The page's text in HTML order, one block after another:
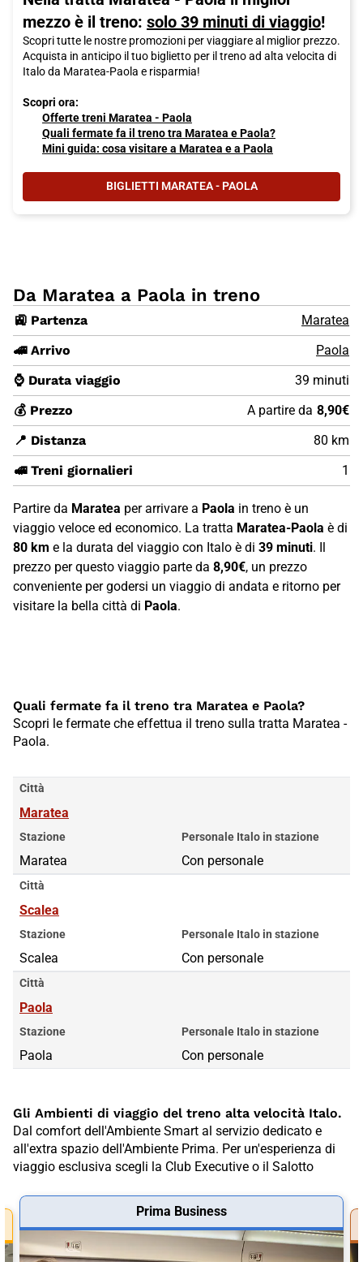
mezzo è il treno: solo 39 minuti di viaggio!
Scopri tutte le nostre promozioni per viaggiare al miglior prezzo.
Acquista in anticipo il tuo biglietto per il treno ad alta velocita di
Italo da Maratea-Paola e risparmia!
Scopri ora:
Offerte treni Maratea - Paola
Quali fermate fa il treno tra Maratea e Paola?
Mini guida: cosa visitare a Maratea e a Paola
BIGLIETTI MARATEA - PAOLA
Da Maratea a Paola in treno
🚉 Partenza
Maratea
🚄 Arrivo
Paola
⌚ Durata viaggio
39 minuti
💰 Prezzo
A partire da 8,90€
📍 Distanza
80 km
🚅 Treni giornalieri
1
Partire da Maratea per arrivare a Paola in treno è un
viaggio veloce ed economico. La tratta Maratea-Paola è di
80 km e la durata del viaggio con Italo è di 39 minuti. Il
prezzo per questo viaggio parte da 8,90€, un prezzo
conveniente per godersi un viaggio di andata e ritorno per
visitare la bella città di Paola.
Quali fermate fa il treno tra Maratea e Paola?
Scopri le fermate che effettua il treno sulla tratta Maratea -
Paola.
Città
Maratea
Stazione
Maratea
Personale Italo in stazione
Con personale
Città
Scalea
Stazione
Scalea
Personale Italo in stazione
Con personale
Città
Paola
Stazione
Paola
Personale Italo in stazione
Con personale
Gli Ambienti di viaggio del treno alta velocità Italo.
Dal comfort dell'Ambiente Smart al servizio dedicato e
all'extra spazio dell'Ambiente Prima. Per un'esperienza di
viaggio esclusiva scegli la Club Executive o il Salotto
Prima Business